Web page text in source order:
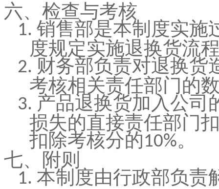
六、检查与考核
1. 销售部是本制度实施
度规定实施退换货流
2. 财务部负责对退换货
考核相关责任部门的
3. 产品退换货加入公司
损失的直接责任部门
扣除考核分的10%。
七、附则
1. 本制度由行政部负责